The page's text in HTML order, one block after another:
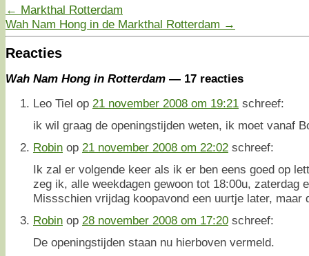
← Markthal Rotterdam
Wah Nam Hong in de Markthal Rotterdam →
Reacties
Wah Nam Hong in Rotterdam — 17 reacties
Leo Tiel op 21 november 2008 om 19:21 schreef:
ik wil graag de openingstijden weten, ik moet vanaf
Robin op 21 november 2008 om 22:02 schreef:
Ik zal er volgende keer als ik er ben eens goed op
zeg ik, alle weekdagen gewoon tot 18:00u, zaterdag
Missschien vrijdag koopavond een uurtje later, maar
Robin op 28 november 2008 om 17:20 schreef:
De openingstijden staan nu hierboven vermeld.